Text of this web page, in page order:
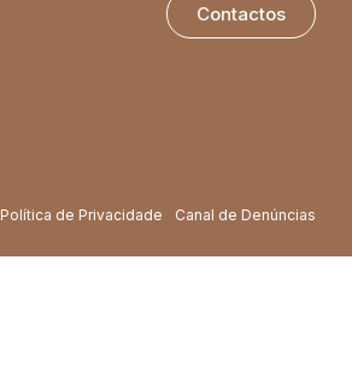
Contactos
Política de Privacidade Canal de Denúncias